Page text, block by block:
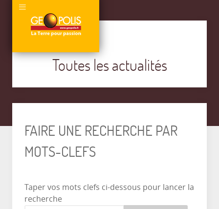
Toutes les actualités
FAIRE UNE RECHERCHE PAR
MOTS-CLEFS
Taper vos mots clefs ci-dessous pour lancer la
recherche